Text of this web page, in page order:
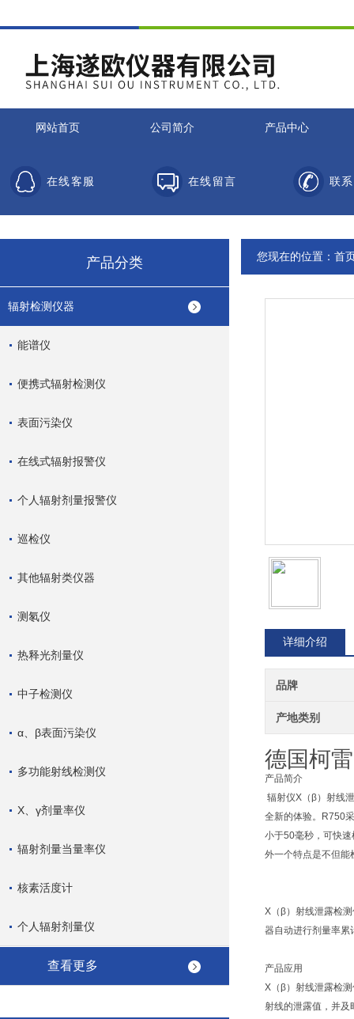
网站首页 公司简介 产品中心
在线客服 在线留言 联
产品分类
辐射检测仪器
能谱仪
便携式辐射检测仪
表面污染仪
在线式辐射报警仪
个人辐射剂量报警仪
巡检仪
其他辐射类仪器
测氡仪
热释光剂量仪
中子检测仪
α、β表面污染仪
多功能射线检测仪
X、γ剂量率仪
辐射剂量当量率仪
核素活度计
个人辐射剂量仪
查看更多
您现在的位置： 首
详细介绍
品牌
产地类别
德国柯
产品简介
辐射仪X（β）射线
全新的体验。R750
小于50毫秒，可快
外一个特点是不但能
X（β）射线泄露检
器自动进行剂量率累
产品应用
X（β）射线泄露检
射线的泄露值，并及